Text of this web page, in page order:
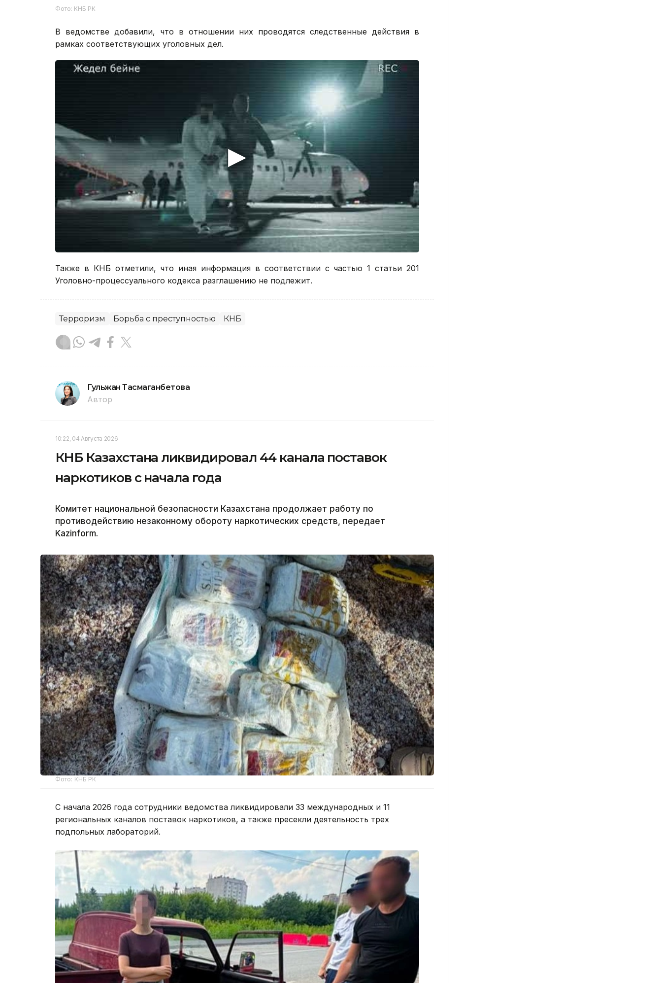
Фото: КНБ РК
В ведомстве добавили, что в отношении них проводятся следственные действия в
рамках соответствующих уголовных дел.
Также в КНБ отметили, что иная информация в соответствии с частью 1 статьи 201
Уголовно-процессуального кодекса разглашению не подлежит.
Терроризм Борьба с преступностью КНБ
Гульжан Тасмаганбетова
Автор
10:22, 04 Августа 2026
КНБ Казахстана ликвидировал 44 канала поставок
наркотиков с начала года
Комитет национальной безопасности Казахстана продолжает работу по
противодействию незаконному обороту наркотических средств, передает
Kazinform.
Фото: КНБ РК
С начала 2026 года сотрудники ведомства ликвидировали 33 международных и 11
региональных каналов поставок наркотиков, а также пресекли деятельность трех
подпольных лабораторий.